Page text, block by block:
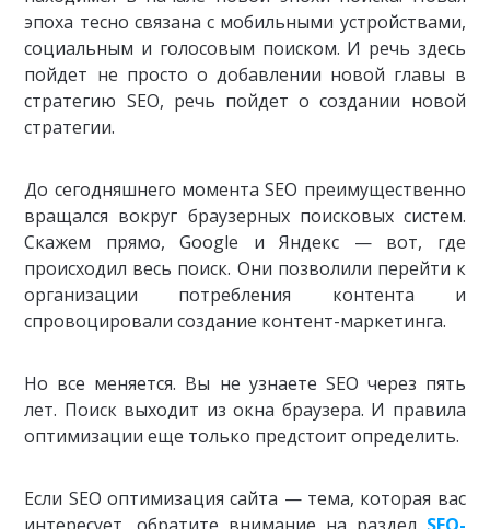
эпоха тесно связана с мобильными устройствами,
социальным и голосовым поиском. И речь здесь
пойдет не просто о добавлении новой главы в
стратегию SEO, речь пойдет о создании новой
стратегии.
До сегодняшнего момента SEO преимущественно
вращался вокруг браузерных поисковых систем.
Скажем прямо, Google и Яндекс — вот, где
происходил весь поиск. Они позволили перейти к
организации потребления контента и
спровоцировали создание контент-маркетинга.
Но все меняется. Вы не узнаете SEO через пять
лет. Поиск выходит из окна браузера. И правила
оптимизации еще только предстоит определить.
Если SEO оптимизация сайта — тема, которая вас